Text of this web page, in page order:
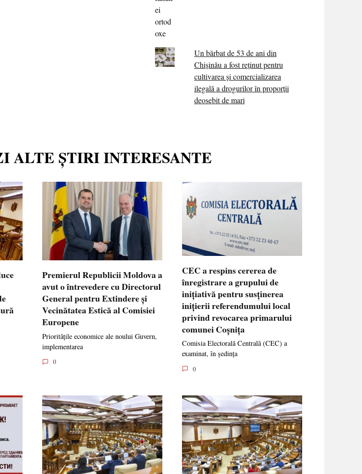
Un bărbat de 53 de ani din
Chișinău a fost reținut pentru
cultivarea și comercializarea
ilegală a drogurilor în proporții
deosebit de mari
ALTE ȘTIRI INTERESANTE
Premierul Republicii Moldova a
avut o întrevedere cu Directorul
General pentru Extindere și
Vecinătatea Estică al Comisiei
Europene
Prioritățile economice ale noului Guvern,
implementarea
0
CEC a respins cererea de
înregistrare a grupului de
inițiativă pentru susținerea
inițierii referendumului local
privind revocarea primarului
comunei Coșnița
Comisia Electorală Centrală (CEC) a
examinat, în ședința
0